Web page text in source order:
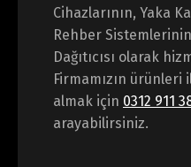
Cihazlarının, Yaka
Rehber
Dağıtıcısı olarak
Firmamızın ürünleri
almak için 0312 911
arayabilirsiniz.